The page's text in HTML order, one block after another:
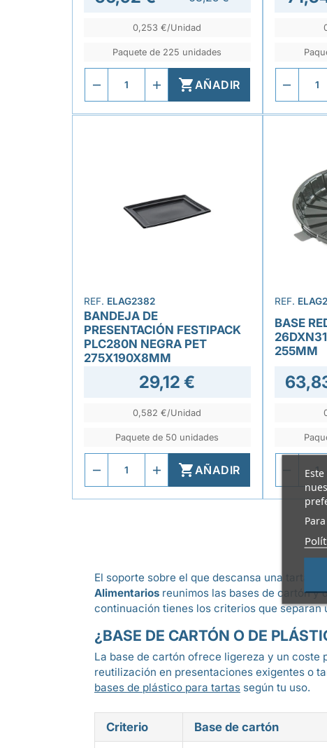
0,253 €/Unidad
Paquete de 225 unidades
AÑADIR
REF. ELAG2382
BANDEJA DE
PRESENTACIÓN FESTIPACK
PLC280N NEGRA PET
275X190X8MM
29,12 €
0,582 €/Unidad
Paquete de 50 unidades
AÑADIR
REF.
BASE
255MM
El soporte sobre el que descansa una tarta
Alimentarios reunimos las bases de cartón y
continuación tienes los criterios que
¿BASE DE CARTÓN O DE
La base de cartón ofrece ligereza y un coste
reutilización en presentaciones exigentes o
bases de plástico para tartas según tu uso.
Criterio Base de cartón